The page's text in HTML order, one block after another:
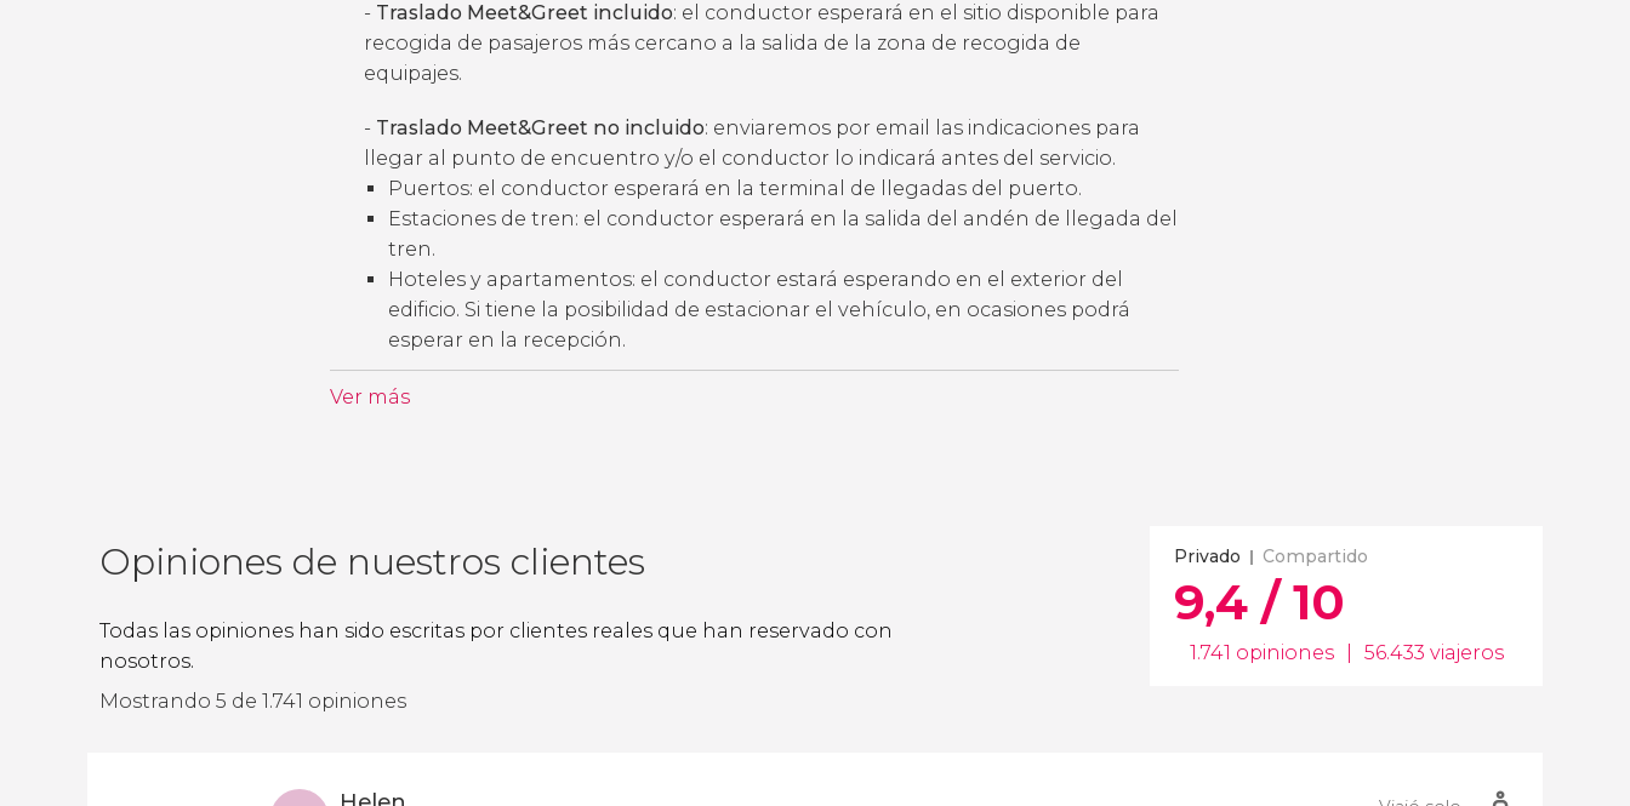
- Traslado Meet&Greet incluido: el conductor esperará en el sitio disponible para
recogida de pasajeros más cercano a la salida de la zona de recogida de
equipajes.
- Traslado Meet&Greet no incluido: enviaremos por email las indicaciones para
llegar al punto de encuentro y/o el conductor lo indicará antes del servicio.
Puertos: el conductor esperará en la terminal de llegadas del puerto.
Estaciones de tren: el conductor esperará en la salida del andén de llegada del
tren.
Hoteles y apartamentos: el conductor estará esperando en el exterior del
edificio. Si tiene la posibilidad de estacionar el vehículo, en ocasiones podrá
esperar en la recepción.
Ver más
Opiniones de nuestros clientes
Todas las opiniones han sido escritas por clientes reales que han reservado con
nosotros.
Privado Compartido
9,4 / 10
1.741 opiniones 56.433 viajeros
Mostrando 5 de 1.741 opiniones